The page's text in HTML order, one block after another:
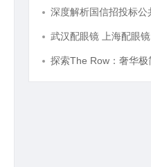
武汉配眼镜 上海配眼镜